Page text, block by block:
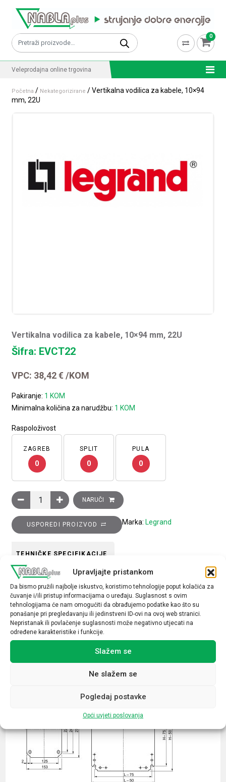
Upravljajte pristankom
Da bismo pružili najbolje iskustvo, koristimo tehnologije poput kolačića za
čuvanje i/ili pristup informacijama o uređaju. Suglasnost s ovim
tehnologijama će nam omogućiti da obrađujemo podatke kao što su
ponašanje pri pregledavanju ili jedinstveni ID-ovi na ovoj web stranici.
Nepristanak ili povlačenje suglasnosti može negativno utjecati na
određene karakteristike i funkcije.
Slažem se
Ne slažem se
Pogledaj postavke
Opći uvjeti poslovanja
Pretraži: 0
Veleprodajna online trgovina
Početna / Nekategorizirane / Vertikalna vodilica za kabele, 10×94
mm, 22U
Vertikalna vodilica za kabele, 10×94 mm, 22U
Šifra: EVCT22
VPC: 38,42€ /KOM
Pakiranje: 1 KOM
Minimalna količina za narudžbu: 1 KOM
Raspoloživost
ZAGREB
0
SPLIT
0
PULA
0
Vertikalna vodilica za kabele, 10x94 mm, 22U količina
NARUČI
USPOREDI PROIZVOD Marka: Legrand
TEHNIČKE SPECIFIKACIJE
Povezani proizvodi